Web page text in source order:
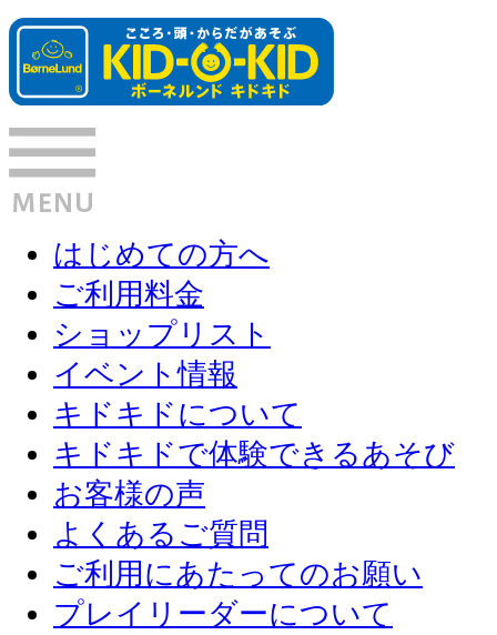
はじめての方へ
ご利用料金
ショップリスト
イベント情報
キドキドについて
キドキドで体験できるあそび
お客様の声
よくあるご質問
ご利用にあたってのお願い
プレイリーダーについて